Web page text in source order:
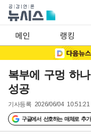
메인 랭킹
복부에 구멍 하
성공
기사등록 2026/06/04 10:51:21
구글에서 선호하는 매체로 추가